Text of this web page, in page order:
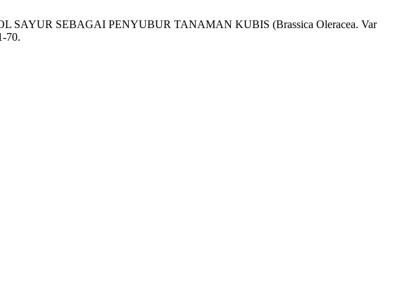
SAYUR SEBAGAI PENYUBUR TANAMAN KUBIS (Brassica Oleracea. Var
70.